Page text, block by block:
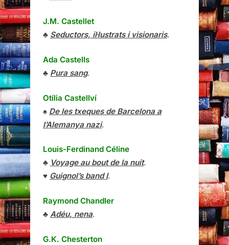
J.M. Castellet
♣ Seductors, il·lustrats i visionaris.
Ada Castells
♣ Pura sang.
Otília Castellví
♠ De les txeques de Barcelona a
l’Alemanya nazi.
Louis-Ferdinand Céline
♣ Voyage au bout de la nuit.
♥ Guignol’s band I.
Raymond Chandler
♣ Adéu, nena.
G.K. Chesterton